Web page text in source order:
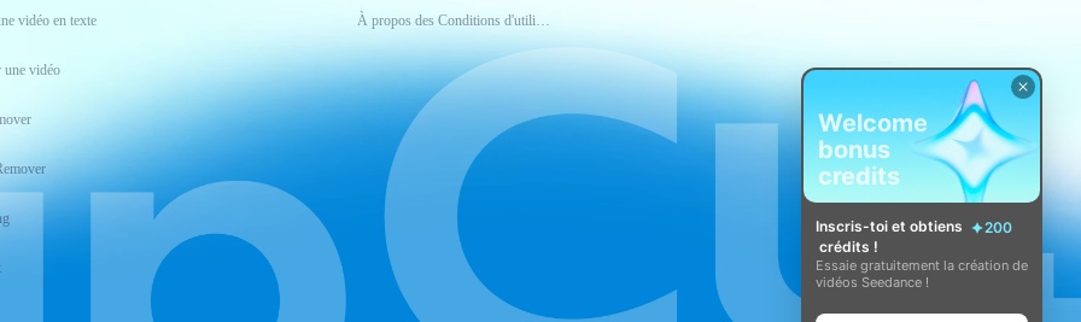
vidéo en texte
une vidéo
À propos des Conditions d'utilisation de CapCut
Welcome
bonus
credits
Inscris-toi et obtiens
200
crédits !
Essaie gratuitement la création de
vidéos Seedance !